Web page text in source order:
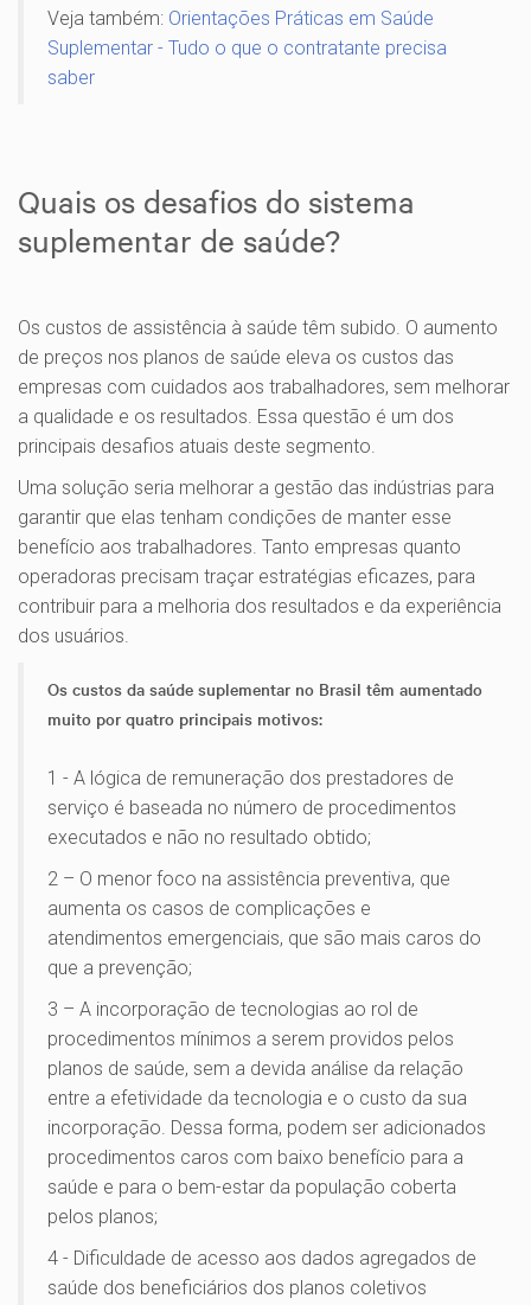
Veja também: Orientações Práticas em Saúde
Suplementar - Tudo o que o contratante precisa
saber
Quais os desafios do sistema
suplementar de saúde?
Os custos de assistência à saúde têm subido. O aumento
de preços nos planos de saúde eleva os custos das
empresas com cuidados aos trabalhadores, sem melhorar
a qualidade e os resultados. Essa questão é um dos
principais desafios atuais deste segmento.
Uma solução seria melhorar a gestão das indústrias para
garantir que elas tenham condições de manter esse
benefício aos trabalhadores. Tanto empresas quanto
operadoras precisam traçar estratégias eficazes, para
contribuir para a melhoria dos resultados e da experiência
dos usuários.
Os custos da saúde suplementar no Brasil têm aumentado
muito por quatro principais motivos:
1 - A lógica de remuneração dos prestadores de
serviço é baseada no número de procedimentos
executados e não no resultado obtido;
2 – O menor foco na assistência preventiva, que
aumenta os casos de complicações e
atendimentos emergenciais, que são mais caros do
que a prevenção;
3 – A incorporação de tecnologias ao rol de
procedimentos mínimos a serem providos pelos
planos de saúde, sem a devida análise da relação
entre a efetividade da tecnologia e o custo da sua
incorporação. Dessa forma, podem ser adicionados
procedimentos caros com baixo benefício para a
saúde e para o bem-estar da população coberta
pelos planos;
4 - Dificuldade de acesso aos dados agregados de
saúde dos beneficiários dos planos coletivos